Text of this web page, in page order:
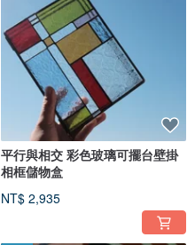
平行與相交 彩色玻璃可擺台壁掛
相框儲物盒
NT$ 2,935